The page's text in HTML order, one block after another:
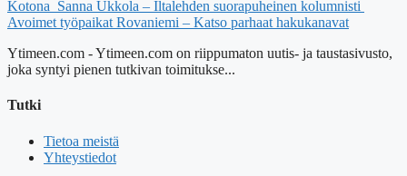
Kotona Sanna Ukkola – Iltalehden suorapuheinen kolumnisti
Avoimet työpaikat Rovaniemi – Katso parhaat hakukanavat
Ytimeen.com - Ytimeen.com on riippumaton uutis- ja taustasivusto,
joka syntyi pienen tutkivan toimitukse...
Tutki
Tietoa meistä
Yhteystiedot